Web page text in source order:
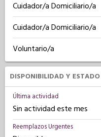
Cuidador/a Domiciliario/a
Cuidador/a Domiciliario/a
Voluntario/a
DISPONIBILIDAD Y ESTADO
Última actividad
Sin actividad este mes
Reemplazos Urgentes